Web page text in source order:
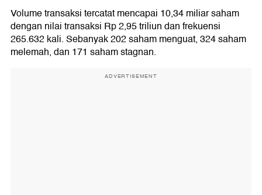
Volume transaksi tercatat mencapai 10,34 miliar saham
dengan nilai transaksi Rp 2,95 triliun dan frekuensi
265.632 kali. Sebanyak 202 saham menguat, 324 saham
melemah, dan 171 saham stagnan.
ADVERTISEMENT